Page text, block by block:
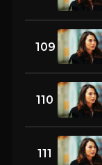
109
110
111